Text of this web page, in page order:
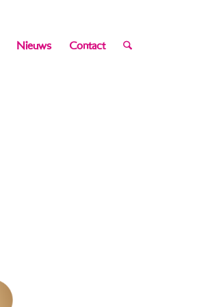
Nieuws Contact